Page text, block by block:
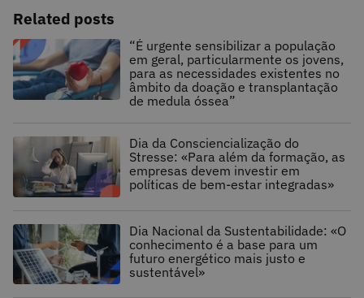
Related posts
“É urgente sensibilizar a população
em geral, particularmente os jovens,
para as necessidades existentes no
âmbito da doação e transplantação
de medula óssea”
Dia da Consciencialização do
Stresse: «Para além da formação, as
empresas devem investir em
políticas de bem-estar integradas»
Dia Nacional da Sustentabilidade: «O
conhecimento é a base para um
futuro energético mais justo e
sustentável»